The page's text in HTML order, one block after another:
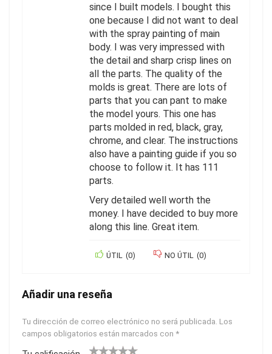
since I built models. I bought this
one because I did not want to deal
with the spray painting of main
body. I was very impressed with
the detail and sharp crisp lines on
all the parts. The quality of the
molds is great. There are lots of
parts that you can pant to make
the model yours. This one has
parts molded in red, black, gray,
chrome, and clear. The instructions
also have a painting guide if you so
choose to follow it. It has 111
parts.
Very detailed well worth the
money. I have decided to buy more
along this line. Great item.
ÚTIL (0) NO ÚTIL (0)
Añadir una reseña
Tu dirección de correo electrónico no será publicada. Los
campos obligatorios están marcados con *